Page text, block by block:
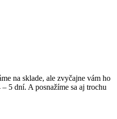
na sklade, ale zvyčajne vám ho
5 dní. A posnažíme sa aj trochu